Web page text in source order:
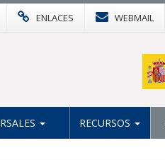
ENLACES WEBMAIL
RECURSOS